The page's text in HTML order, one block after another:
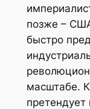
позже –
быстро
масштабе.